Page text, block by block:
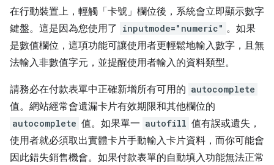
在行動裝置上，輕觸「卡號」 欄位後，系統會立即顯示數字
鍵盤。這是因為您使用了 inputmode="numeric" 。如果
是數值欄位，這項功能可讓使用者更輕鬆地輸入數字，且無
法輸入非數值字元，並提醒使用者輸入的資料類型。
請務必在付款表單中正確新增所有可用的 autocomplete
值。網站經常會遺漏卡片有效期限和其他欄位的
autocomplete 值。如果單一 autofill 值有誤或遺失，
使用者就必須取出實體卡片手動輸入卡片資料，而你可能會
因此錯失銷售機會。如果付款表單的自動填入功能無法正常